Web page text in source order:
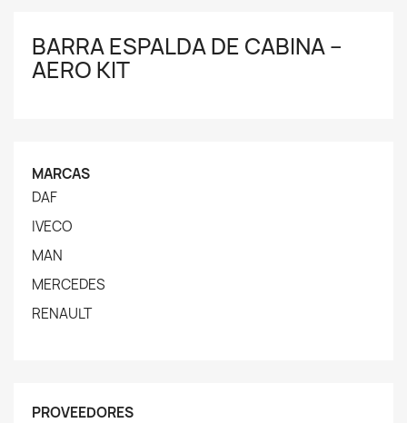
BARRA ESPALDA DE CABINA –
AERO KIT
MARCAS
DAF
IVECO
MAN
MERCEDES
RENAULT
PROVEEDORES